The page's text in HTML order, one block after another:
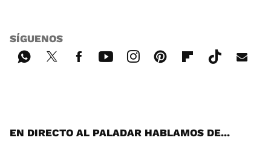
SÍGUENOS
EN DIRECTO AL PALADAR HABLAMOS DE...